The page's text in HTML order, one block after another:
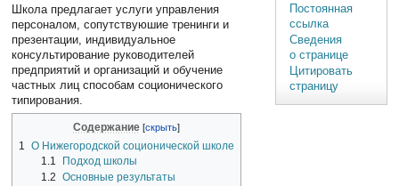
Школа предлагает услуги управления
персоналом, сопутствуюшие тренинги и
презентации, индивидуальное
консультирование руководителей
предприятий и организаций и обучение
частных лиц способам соционического
типирования.
Содержание
1
О Нижегородской соционической школе
1.1
Подход школы
1.2 Основные результаты
Постоянная
ссылка
Сведения
о странице
Цитировать
страницу